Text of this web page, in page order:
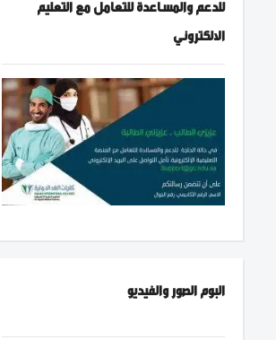
للدعم والمساعدة للتعامل مع التعليم
الالكتروني
البوم الصور والفيديو